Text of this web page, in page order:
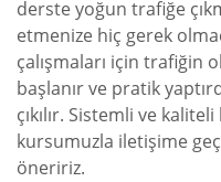
derste yoğun trafiğe
etmenize hiç gerek
çalışmaları için trafiğin
başlanır ve pratik
çıkılır. Sistemli ve
kursumuzla iletişime
öneririz.